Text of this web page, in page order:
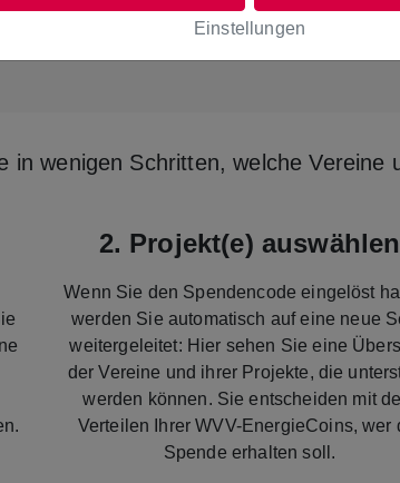
Einstellungen
Jetzt Projekt einreichen
in wenigen Schritten, welche Vereine
2. Projekt(e) auswählen
Wenn Sie den Spendencode eingelöst
werden Sie automatisch auf eine neue
weitergeleitet: Hier sehen Sie eine
der Vereine und ihrer Projekte, die
werden können. Sie entscheiden mit
Verteilen Ihrer WVV-EnergieCoins, wer
Spende erhalten soll.